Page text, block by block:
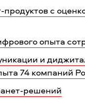
с
опыта
и
74 компаний
решений